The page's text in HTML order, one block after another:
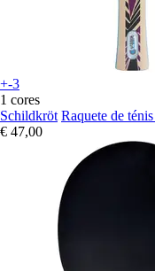
+-3
1 cores
Schildkröt Raquete de
€ 47,00